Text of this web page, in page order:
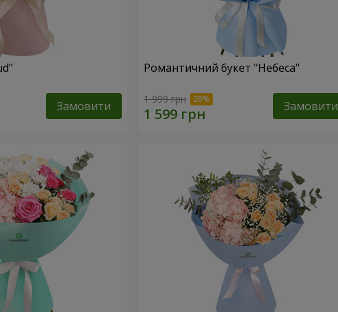
Замовити
Романтичний букет "Небеса"
1 999 грн Замовити